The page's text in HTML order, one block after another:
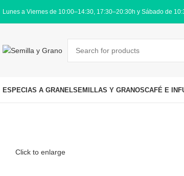
Lunes a Viernes de 10:00–14:30, 17:30–20:30h y Sábado de
ESPECIAS A GRANELSEMILLAS Y GRANOSCAFÉ E
Click to enlarge